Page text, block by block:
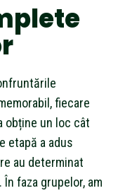
fiecare
obține un loc cât
etapă a adus
au determinat
faza grupelor, am